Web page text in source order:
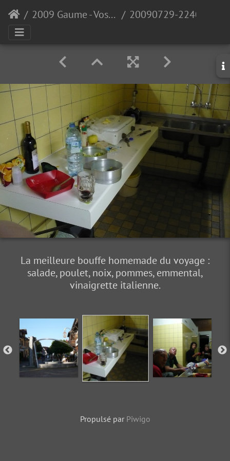
2009 Gaume - Vosges
La meilleure bouffe homemade du voyage :
salade, poulet, noix, pommes, emmental,
vinaigrette italienne.
Propulsé par Piwigo